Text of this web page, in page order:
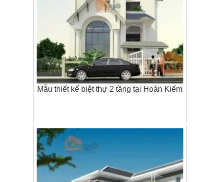
Mẫu thiết kế biệt thự 2 tầng tại Hoàn Kiếm